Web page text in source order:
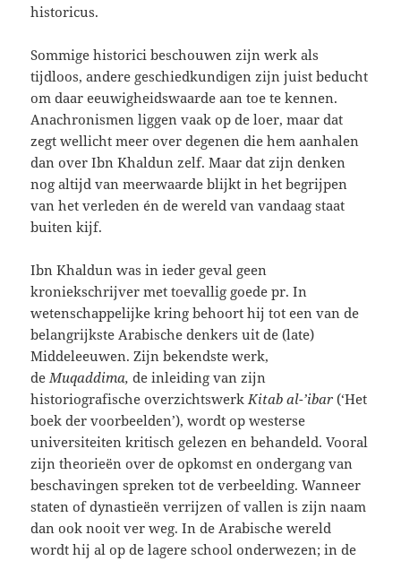
historicus.
Sommige historici beschouwen zijn werk als
tijdloos, andere geschiedkundigen zijn juist beducht
om daar eeuwigheidswaarde aan toe te kennen.
Anachronismen liggen vaak op de loer, maar dat
zegt wellicht meer over degenen die hem aanhalen
dan over Ibn Khaldun zelf. Maar dat zijn denken
nog altijd van meerwaarde blijkt in het begrijpen
van het verleden én de wereld van vandaag staat
buiten kijf.
Ibn Khaldun was in ieder geval geen
kroniekschrijver met toevallig goede pr. In
wetenschappelijke kring behoort hij tot een van de
belangrijkste Arabische denkers uit de (late)
Middeleeuwen. Zijn bekendste werk,
de Muqaddima, de inleiding van zijn
historiografische overzichtswerk Kitab al-’ibar (‘Het
boek der voorbeelden’), wordt op westerse
universiteiten kritisch gelezen en behandeld. Vooral
zijn theorieën over de opkomst en ondergang van
beschavingen spreken tot de verbeelding. Wanneer
staten of dynastieën verrijzen of vallen is zijn naam
dan ook nooit ver weg. In de Arabische wereld
wordt hij al op de lagere school onderwezen; in de